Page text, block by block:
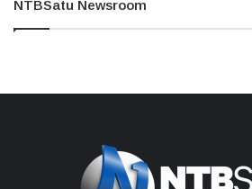
NTBSatu Newsroom